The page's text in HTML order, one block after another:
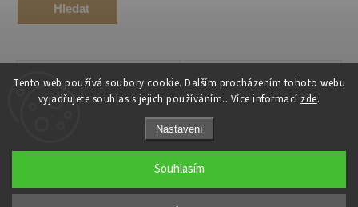
Tento web používá soubory cookie. Dalším procházením tohoto webu
vyjadřujete souhlas s jejich používáním.. Více informací zde.
Nastavení
Souhlasím
Hledat
Copyright 2026ANNA PERLY.cz. Všechna práva vyhrazena.